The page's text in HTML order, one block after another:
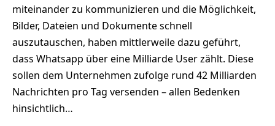
miteinander zu kommunizieren und die Möglichkeit,
Bilder, Dateien und Dokumente schnell
auszutauschen, haben mittlerweile dazu geführt,
dass Whatsapp über eine Milliarde User zählt. Diese
sollen dem Unternehmen zufolge rund 42 Milliarden
Nachrichten pro Tag versenden – allen Bedenken
hinsichtlich…